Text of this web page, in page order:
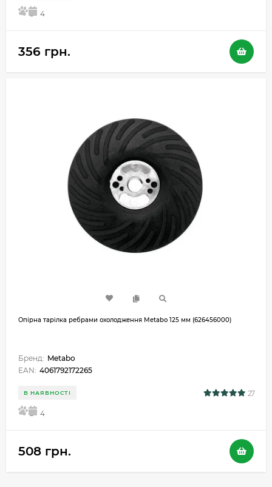
5 4
356 грн.
Опірна тарілка ребрами охолодження Metabo 125 мм (626456000)
Бренд: Metabo
EAN: 4061792172265
В НАЯВНОСТІ 27
5 4
508 грн.